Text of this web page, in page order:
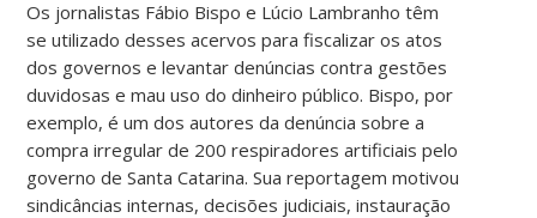
Os jornalistas Fábio Bispo e Lúcio Lambranho têm
se utilizado desses acervos para fiscalizar os atos
dos governos e levantar denúncias contra gestões
duvidosas e mau uso do dinheiro público. Bispo, por
exemplo, é um dos autores da denúncia sobre a
compra irregular de 200 respiradores artificiais pelo
governo de Santa Catarina. Sua reportagem motivou
sindicâncias internas, decisões judiciais, instauração